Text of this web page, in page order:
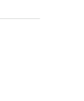
註冊一次，